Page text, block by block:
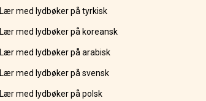
Lær med lydbøker på tyrkisk
Lær med lydbøker på koreansk
Lær med lydbøker på arabisk
Lær med lydbøker på svensk
Lær med lydbøker på polsk